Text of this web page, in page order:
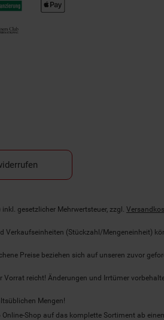
gesetzlicher Mehrwertsteuer, zzgl.
Verkaufseinheiten (Stückzahl/Mengeneinheit)
Preise beziehen sich auf unseren zuvor
Vorrat reicht! Änderungen und Irrtümer
Mengen!
Shop auf das komplette Sortiment ab